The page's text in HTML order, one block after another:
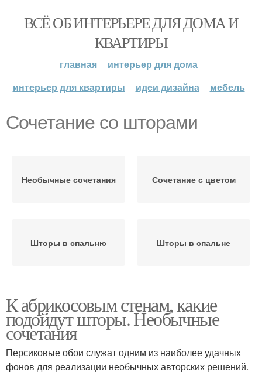
ВСЁ ОБ ИНТЕРЬЕРЕ ДЛЯ ДОМА И
КВАРТИРЫ
главная
интерьер для дома
интерьер для квартиры
идеи дизайна мебель
Сочетание со шторами
Необычные сочетания Сочетание с цветом
Шторы в спальню Шторы в спальне
К абрикосовым стенам, какие
подойдут шторы. Необычные
сочетания
Персиковые обои служат одним из наиболее удачных
фонов для реализации необычных авторских решений.